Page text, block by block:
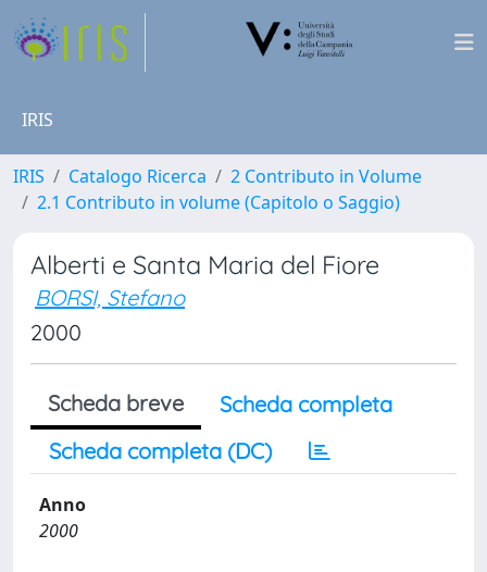
IRIS
IRIS Catalogo Ricerca
2 Contributo in Volume
2.1 Contributo in volume (Capitolo o Saggio)
Alberti e Santa Maria del Fiore
BORSI, Stefano
2000
Scheda breve
Scheda completa
Scheda completa (DC)
Anno
2000